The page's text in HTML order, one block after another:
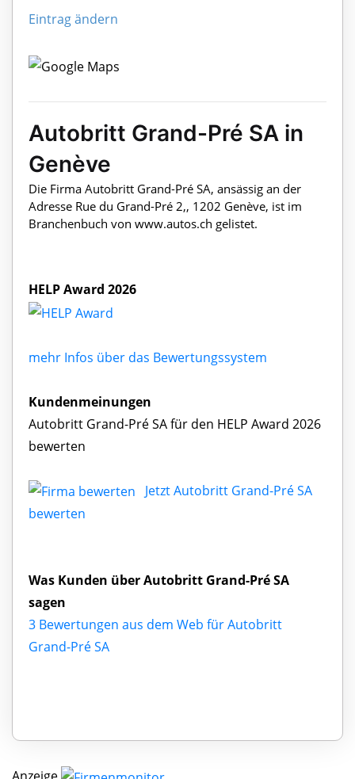
Eintrag ändern
Autobritt Grand-Pré SA in
Genève
Die Firma Autobritt Grand-Pré SA, ansässig an der
Adresse Rue du Grand-Pré 2,, 1202 Genève, ist im
Branchenbuch von www.autos.ch gelistet.
HELP Award 2026
mehr Infos über das Bewertungssystem
Kundenmeinungen
Autobritt Grand-Pré SA für den HELP Award 2026
bewerten
Jetzt Autobritt Grand-Pré SA
bewerten
Was Kunden über Autobritt Grand-Pré SA
sagen
3 Bewertungen aus dem Web für Autobritt
Grand-Pré SA